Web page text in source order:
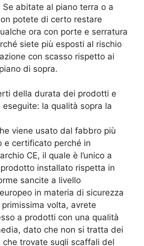
abitate al piano terra o a
potete di certo restare
ora con porte e serratura
siete più esposti al rischio
con scasso rispetto ai
di sopra.
della durata dei prodotti e
eseguite: la qualità sopra la
viene usato dal fabbro più
e certificato perché in
CE, il quale è l’unico a
installato rispetta in
sancite a livello
in materia di sicurezza
volta, avrete
a prodotti con una qualità
dato che non si tratta dei
trovate sugli scaffali del